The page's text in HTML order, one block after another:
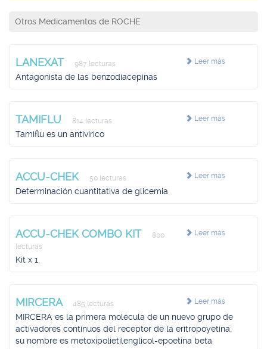
Otros Medicamentos de ROCHE
Leer más
LANEXAT 987 lecturas
Antagonista de las benzodiacepinas
Leer más
TAMIFLU 814 lecturas
Tamiflu es un antivírico
Leer más
ACCU-CHEK 50 lecturas
Determinación cuantitativa de glicemia
Leer más
ACCU-CHEK COMBO KIT
800
lecturas
Kit x 1.
Leer más
MIRCERA 485 lecturas
MIRCERA es la primera molécula de un nuevo grupo de
activadores continuos del receptor de la eritropoyetina;
su nombre es metoxipolietilenglicol-epoetina beta